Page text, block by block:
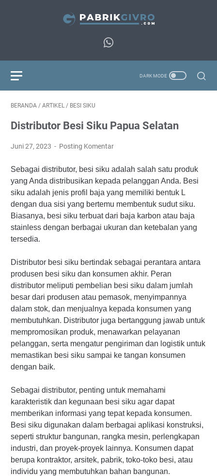
BERANDA / ARTIKEL / BESI SIKU
Distributor Besi Siku Papua Selatan
Juni 27, 2023 Posting Komentar
Sebagai distributor, besi siku adalah salah satu produk
yang Anda distribusikan kepada pelanggan Anda. Besi
siku adalah jenis profil baja yang memiliki bentuk L
dengan dua sisi yang bertemu membentuk sudut siku.
Biasanya, besi siku terbuat dari baja karbon atau baja
stainless dengan berbagai ukuran dan ketebalan yang
tersedia.
Distributor besi siku bertindak sebagai perantara antara
produsen besi siku dan konsumen akhir. Peran
distributor meliputi pembelian besi siku dalam jumlah
besar dari produsen atau pemasok, menyimpannya
dalam stok, dan menjualnya kepada konsumen yang
membutuhkan. Distributor juga bertanggung jawab untuk
mempromosikan produk, menawarkan pelayanan
pelanggan, serta mengatur pengiriman dan logistik untuk
memastikan besi siku sampai ke tangan konsumen
dengan baik.
Sebagai distributor, penting untuk memahami
karakteristik dan kegunaan besi siku agar dapat
memberikan informasi yang tepat kepada konsumen.
Besi siku digunakan dalam berbagai aplikasi konstruksi,
seperti struktur bangunan, rangka mesin, perlengkapan
industri, dan proyek-proyek lainnya. Konsumen dapat
berupa kontraktor, arsitek, pabrik, toko-toko besi, atau
individu yang membutuhkan bahan bangunan.